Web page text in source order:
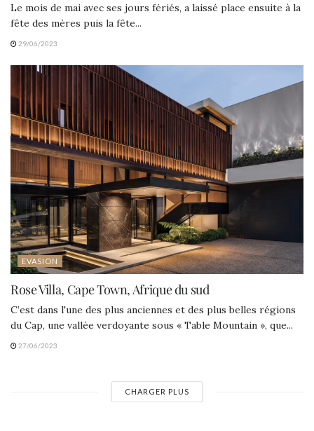
Le mois de mai avec ses jours fériés, a laissé place ensuite à la
fête des mères puis la fête...
29/06/2023
EVASION
Rose Villa, Cape Town, Afrique du sud
C’est dans l'une des plus anciennes et des plus belles régions
du Cap, une vallée verdoyante sous « Table Mountain », que...
27/06/2023
CHARGER PLUS